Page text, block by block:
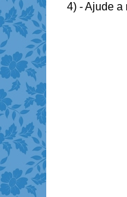
4) - Ajude a